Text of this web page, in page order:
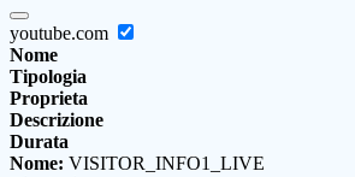
youtube.com
Nome
Tipologia
Proprieta
Descrizione
Durata
Nome: VISITOR_INFO1_LIVE